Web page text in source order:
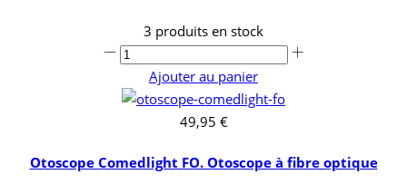
3 produits en stock
Ajouter au panier
49,95 €
Otoscope Comedlight FO. Otoscope à fibre optique